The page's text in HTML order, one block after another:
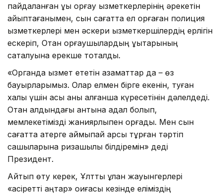
пайдаланған құқық қорғау қызметкерлерінің әрекетін
айыптағанымен, сын сағатта ел қорғаған полиция
қызметкерлері мен әскери қызметкершілердің ерлігін
ескеріп, Отан қорғаушылардың құқықтарының
сақталуына ерекше тоқталды.
«Органда қызмет ететін азаматтар да – өз
бауырларымыз. Олар елмен бірге екенін, туған
халқы үшін қасық қаны қалғанша күресетінін дәлелдеді.
Отан алдындағы антына адал болып,
мемлекетімізді жанқиярлықпен қорғады. Мен сын
сағатта қатерге қаймықпай қарсы тұрған тәртіп
сақшыларына ризашылық білдіремін» деді
Президент.
Айтып өту керек, Ұлттық ұлан жауынгерлері
«қасіретті қаңтар» оқиғасы кезінде еліміздің